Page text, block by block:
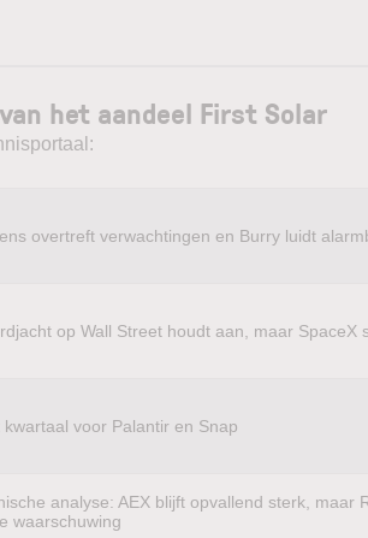
het aandeel First Solar
overtreft verwachtingen en Burry luidt
op Wall Street houdt aan, maar SpaceX
kwartaal voor Palantir en Snap
analyse: AEX blijft opvallend sterk, maar
waarschuwing